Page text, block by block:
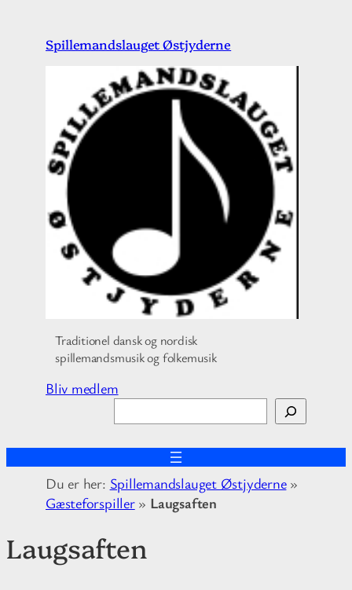
Spillemandslauget Østjyderne
Traditionel dansk og nordisk
spillemandsmusik og folkemusik
Bliv medlem
ø
g
Du er her: Spillemandslauget Østjyderne»
Gæsteforspiller» Laugsaften
Laugsaften